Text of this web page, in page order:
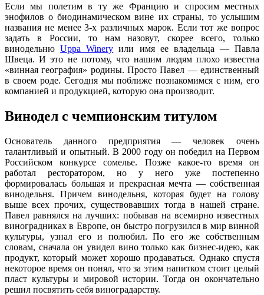
Если мы полетим в ту же Францию и спросим местных
энофилов о биодинамическом вине их страны, то услышим
названия не менее 3-х различных марок. Если тот же вопрос
задать в России, то нам назовут, скорее всего, только
винодельнюUppa Winery или имя ее владельца — Павла
Швеца. И это не потому, что нашим людям плохо известна
«винная география» родины. Просто Павел — единственный
в своем роде. Сегодня мы поближе познакомимся с ним, его
компанией и продукцией, которую она производит.
Винодел с чемпионским титулом
Основатель данного предприятия — человек очень
талантливый и опытный. В 2000 году он победил на Первом
Российском конкурсе сомелье. Позже какое-то время он
работал ресторатором, но у него уже постепенно
формировалась большая и прекрасная мечта — собственная
винодельня. Причем винодельня, которая будет на голову
выше всех прочих, существовавших тогда в нашей стране.
Павел равнялся на лучших: побывав на всемирно известных
виноградниках в Европе, он быстро погрузился в мир винной
культуры, узнал его и полюбил. По его же собственным
словам, сначала он увидел вино только как бизнес-идею, как
продукт, который может хорошо продаваться. Однако спустя
некоторое время он понял, что за этим напитком стоит целый
пласт культуры и мировой истории. Тогда он окончательно
решил посвятить себя виноградарству.